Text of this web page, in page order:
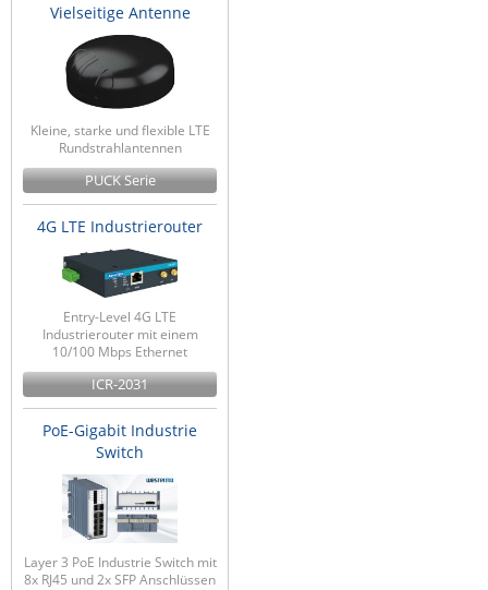
Vielseitige Antenne
Kleine, starke und flexible LTE
Rundstrahlantennen
PUCK Serie
4G LTE Industrierouter
Entry-Level 4G LTE
Industrierouter mit einem
10/100 Mbps Ethernet
ICR-2031
PoE-Gigabit Industrie
Switch
Layer 3 PoE Industrie Switch mit
8x RJ45 und 2x SFP Anschlüssen